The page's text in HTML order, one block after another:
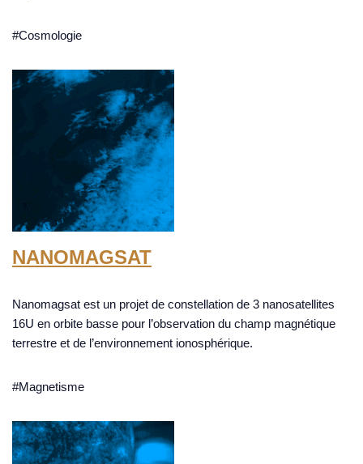
#Cosmologie
NANOMAGSAT
Nanomagsat est un projet de constellation de 3 nanosatellites
16U en orbite basse pour l’observation du champ magnétique
terrestre et de l’environnement ionosphérique.
#Magnetisme